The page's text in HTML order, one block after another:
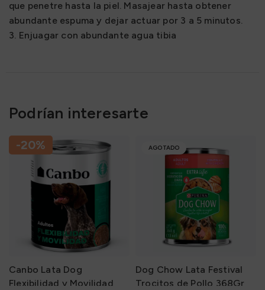
que penetre hasta la piel. Masajear hasta obtener
abundante espuma y dejar actuar por 3 a 5 minutos.
3. Enjuagar con abundante agua tibia
Podrían interesarte
-20%
Canbo Lata Dog
Flexibilidad y Movilidad
AGOTADO
Dog Chow Lata Festival
Trocitos de Pollo 368Gr